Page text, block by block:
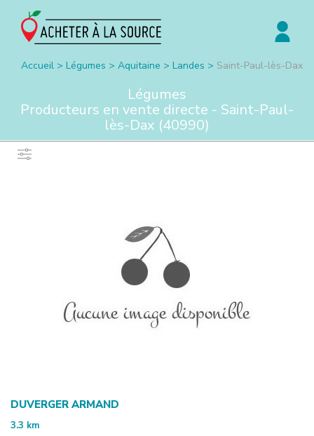
Accueil > Légumes > Aquitaine > Landes > Saint-Paul-lès-Dax
Légumes
Producteurs en vente directe - Saint-Paul-
lès-Dax (40990)
DUVERGER ARMAND
3.3 km